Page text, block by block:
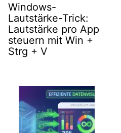
Windows-
Lautstärke-Trick:
Lautstärke pro App
steuern mit Win +
Strg + V